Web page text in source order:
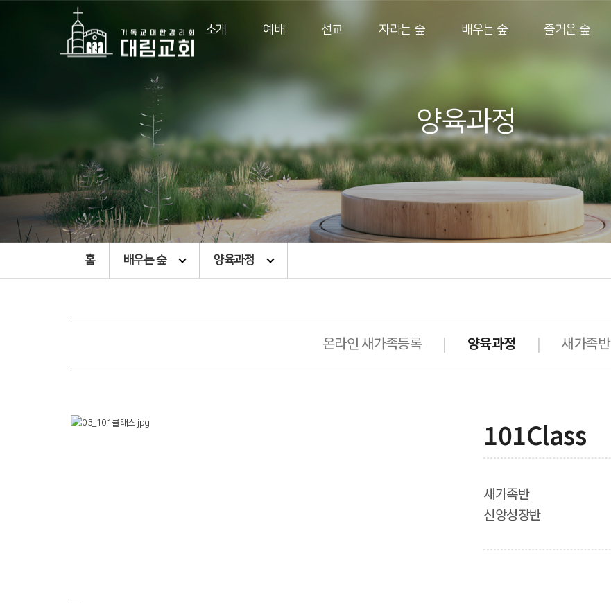
소개 예배 선교 자라는 숲 배우는 숲 즐거운 숲
양육과정
홈 배우는 숲 양육과정
온라인 새가족등록 | 양육과정 | 새가족반
101Class
새가족반
신앙성장반